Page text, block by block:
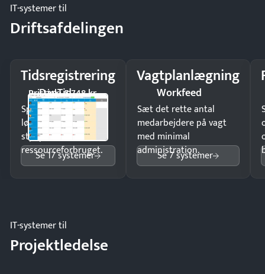
IT-systemer til
Driftsafdelingen
Tidsregistrering
DanTid
Pristjek: 5.748 kr
Spar tid på
lønberegning og få
styr på
ressourceforbruget.
Se 17 systemer
Vagtplanlægning
Workfeed
Sæt det rette antal
medarbejdere på vagt
med minimal
administration.
Se 7 systemer
IT-systemer til
Projektledelse